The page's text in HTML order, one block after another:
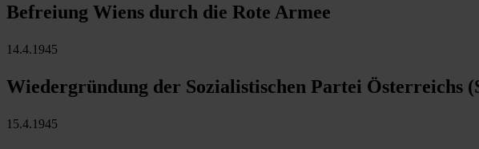
Befreiung Wiens durch die Rote Armee
14.4.1945
Wiedergründung der Sozialistischen Partei Österreichs
15.4.1945